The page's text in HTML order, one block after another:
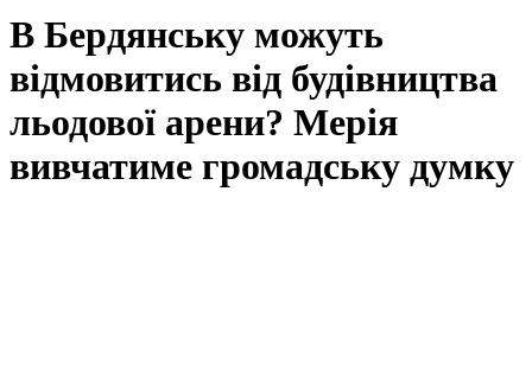
В Бердянську можуть
відмовитись від будівництва
льодової арени? Мерія
вивчатиме громадську думку